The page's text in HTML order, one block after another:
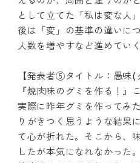
として立てた「私は変な人
後は「変」の基準の違いに
人数を増やすなど進めていく
【発表者⑤タイトル：愚味(
『焼肉味のグミを作る！』
実際に昨年グミを作ってみ
りがきつく思うような結果
て心が折れた。そこから、
したが本気になれなかった